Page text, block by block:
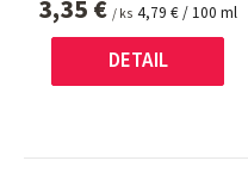
3,35 € / ks Jednotková
cena:
4,79 € / 100 ml
DETAIL